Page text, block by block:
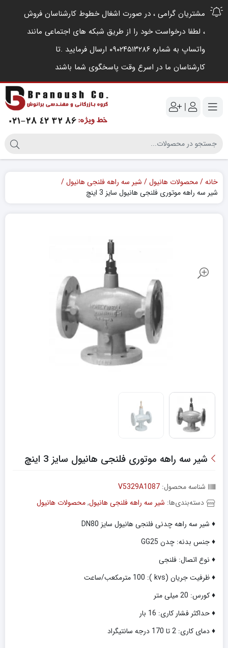
مشتریان گرامی ، در صورت اشغال خطوط کارشناسان فروش
، لطفا درخواست خود را از طریق شبکه های اجتماعی مانند
واتساپ به شماره ۰۹۰۲۴۵۱۳۲۸۶ ارسال فرمایید .‌تا
کارشناسان ما در اسرع وقت پاسخگوی شما باشند
|
خانه محصولات هانیول
شیر سه راهه فلنجی هانیول
شیر سه راهه موتوری فلنجی هانیول سایز 3 اینچ
شیر سه راهه موتوری فلنجی هانیول سایز 3 اینچ
شناسه محصول: V5329A1087
دسته‌بندی‌ها: شیر سه راهه فلنجی هانیول,محصولات هانیول
♦ شیر سه راهه چدنی فلنجی هانیول سایز DN80
♦ جنس بدنه: چدن GG25
♦ نوع اتصال: فلنجی
♦ ظرفیت جریان (kvs ): 100 مترمکعب/ساعت
♦ کورس: 20 میلی متر
♦ حداکثر فشار کاری: 16 بار
♦ دمای کاری: 2 تا 170 درجه سانتیگراد